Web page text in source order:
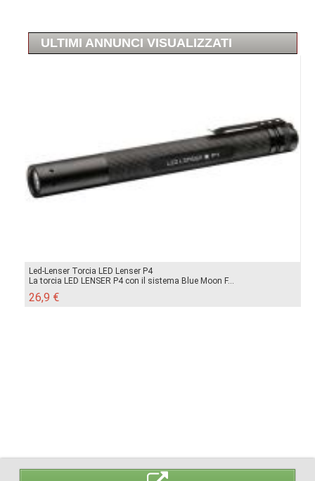
ULTIMI ANNUNCI VISUALIZZATI
Led-Lenser Torcia LED Lenser P4
La torcia LED LENSER P4 con il sistema Blue Moon F...
26,9 €